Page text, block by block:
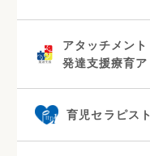
アタッチメント
発達支援療育
育児セラピス